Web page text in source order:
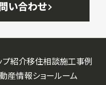
い合わせ
プ紹介移住相談施工事例
産情報ショールーム